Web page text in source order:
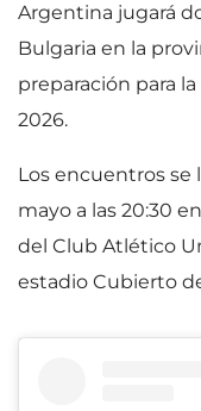
Argentina jugará
Bulgaria en la
preparación para
2026.
Los encuentros se
mayo a las 20:30
del Club Atlético
estadio Cubierto